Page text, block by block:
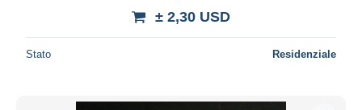
± 2,30 USD
Stato Residenziale